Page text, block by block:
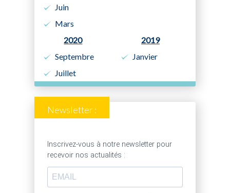
Juin
Mars
2020
Septembre
Juillet
2019
Janvier
Newsletter :
Inscrivez-vous à notre newsletter pour
recevoir nos actualités :